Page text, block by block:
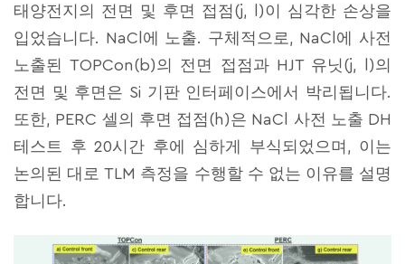
태양전지의 전면 및 후면 접점(j, l)이 심각한 손상을
입었습니다. NaCl에 노출. 구체적으로, NaCl에 사전
노출된 TOPCon(b)의 전면 접점과 HJT 유닛(j, l)의
전면 및 후면은 Si 기판 인터페이스에서 박리됩니다.
또한, PERC 셀의 후면 접점(h)은 NaCl 사전 노출 DH
테스트 후 20시간 후에 심하게 부식되었으며, 이는
논의된 대로 TLM 측정을 수행할 수 없는 이유를 설명
합니다.